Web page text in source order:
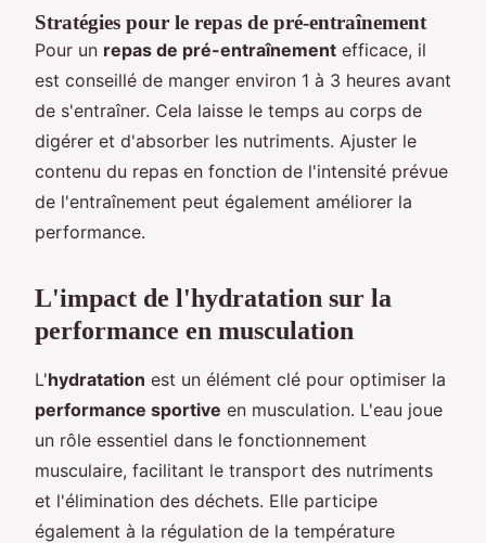
Stratégies pour le repas de pré-entraînement
Pour un repas de pré-entraînement efficace, il
est conseillé de manger environ 1 à 3 heures avant
de s'entraîner. Cela laisse le temps au corps de
digérer et d'absorber les nutriments. Ajuster le
contenu du repas en fonction de l'intensité prévue
de l'entraînement peut également améliorer la
performance.
L'impact de l'hydratation sur la
performance en musculation
L'hydratation est un élément clé pour optimiser la
performance sportive en musculation. L'eau joue
un rôle essentiel dans le fonctionnement
musculaire, facilitant le transport des nutriments
et l'élimination des déchets. Elle participe
également à la régulation de la température